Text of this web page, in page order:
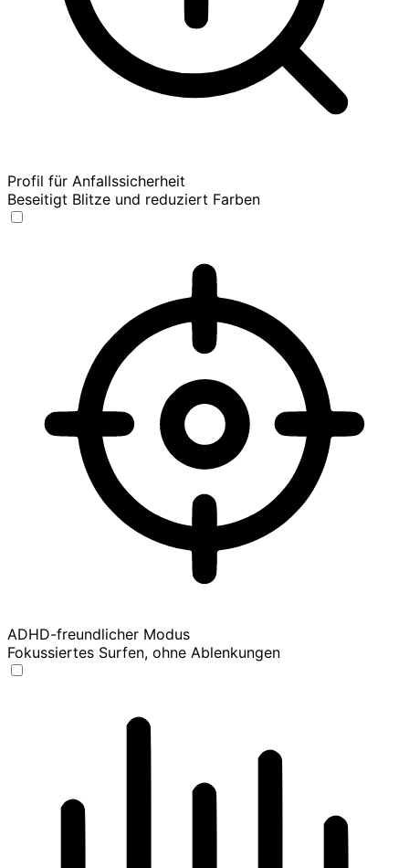
Profil für Anfallssicherheit
Beseitigt Blitze und reduziert Farben
ADHD-freundlicher Modus
Fokussiertes Surfen, ohne Ablenkungen